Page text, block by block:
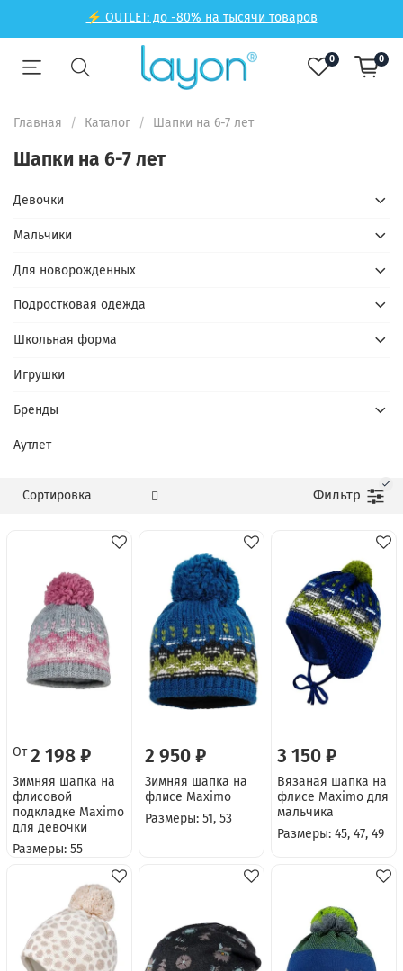
⚡ OUTLET: до -80% на тысячи товаров
0 0
Главная Каталог Шапки на 6-7 лет
Шапки на 6-7 лет
От 2 198 ₽
Зимняя шапка на
флисовой
подкладке Maximo
для девочки
Размеры: 55
2 950 ₽
Зимняя шапка на
флисе Maximo
Размеры: 51, 53
3 150 ₽
Вязаная шапка на
флисе Maximo для
мальчика
Размеры: 45, 47, 49
Девочки
Мальчики
Для новорожденных
Подростковая одежда
Школьная форма
Игрушки
Бренды
Аутлет
Фильтр